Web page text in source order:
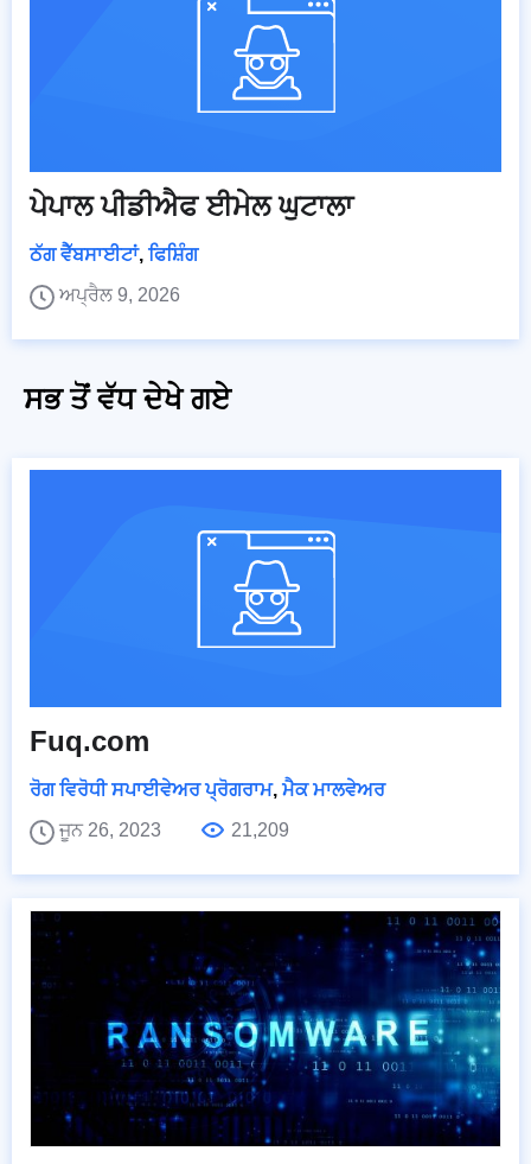
ਪੇਪਾਲ ਪੀਡੀਐਫ ਈਮੇਲ ਘੁਟਾਲਾ
ਠੱਗ ਵੈੱਬਸਾਈਟਾਂ, ਫਿਸ਼ਿੰਗ
ਅਪ੍ਰੈਲ 9, 2026
ਸਭ ਤੋਂ ਵੱਧ ਦੇਖੇ ਗਏ
Fuq.com
ਰੋਗ ਵਿਰੋਧੀ ਸਪਾਈਵੇਅਰ ਪ੍ਰੋਗਰਾਮ, ਮੈਕ ਮਾਲਵੇਅਰ
ਜੂਨ 26, 2023
21,209